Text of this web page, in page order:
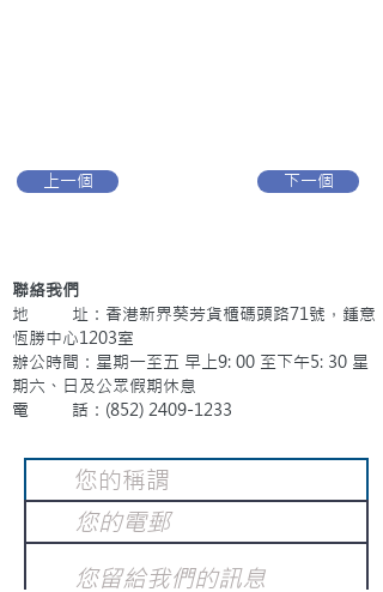
上一個 下一個
聯絡我們
地 址：香港新界葵芳貨櫃碼頭路71號，鍾意
恆勝中心1203室
辦公時間：星期一至五 早上9: 00 至下午5: 30 星
期六、日及公眾假期休息
電 話：(852) 2409-1233